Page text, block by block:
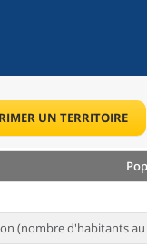
UN TERRITOIRE
(nombre d'habitants au